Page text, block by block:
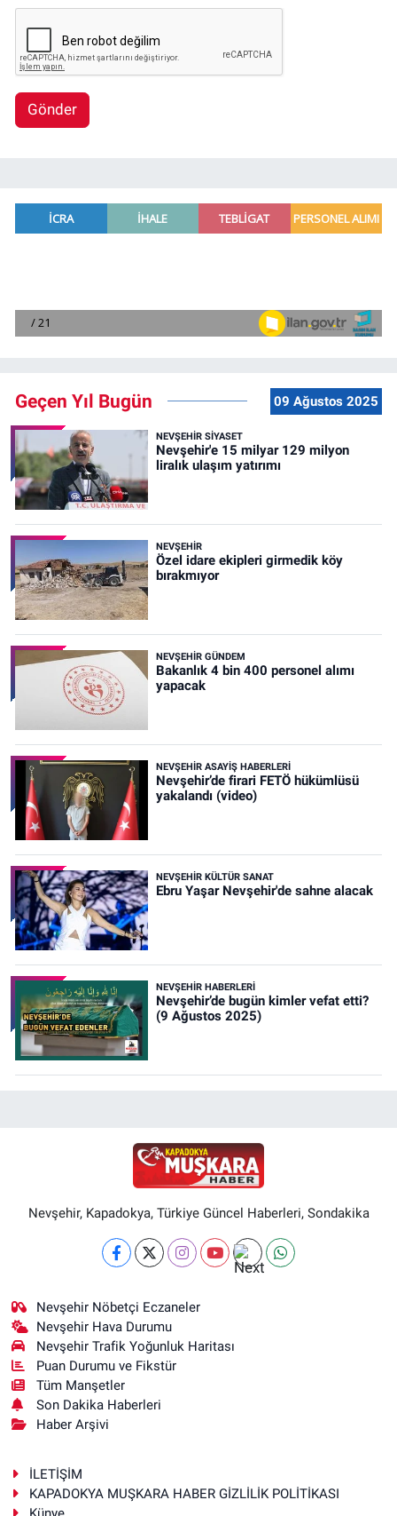
Gönder
Geçen Yıl Bugün 09 Ağustos 2025
NEVŞEHIR SIYASET
Nevşehir'e 15 milyar 129 milyon
liralık ulaşım yatırımı
NEVŞEHIR
Özel idare ekipleri girmedik köy
bırakmıyor
NEVŞEHIR GÜNDEM
Bakanlık 4 bin 400 personel alımı
yapacak
NEVŞEHIR ASAYIŞ HABERLERI
Nevşehir’de firari FETÖ hükümlüsü
yakalandı (video)
NEVŞEHIR KÜLTÜR SANAT
Ebru Yaşar Nevşehir'de sahne alacak
NEVŞEHIR HABERLERI
Nevşehir’de bugün kimler vefat etti?
(9 Ağustos 2025)
Nevşehir, Kapadokya, Türkiye Güncel Haberleri, Sondakika
Nevşehir Nöbetçi Eczaneler
Nevşehir Hava Durumu
Nevşehir Trafik Yoğunluk Haritası
Puan Durumu ve Fikstür
Tüm Manşetler
Son Dakika Haberleri
Haber Arşivi
İLETİŞİM
KAPADOKYA MUŞKARA HABER GİZLİLİK POLİTİKASI